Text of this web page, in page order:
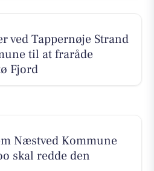
ved Tappernøje Strand
til at fraråde
Fjord
Næstved Kommune
skal redde den